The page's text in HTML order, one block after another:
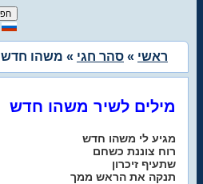
ראשי » סהר חגי » משהו חדש
מילים לשיר משהו חדש
מגיע לי משהו חדש
רוח צוננת כשחם
שתעיף זיכרון
תנקה את הראש ממך